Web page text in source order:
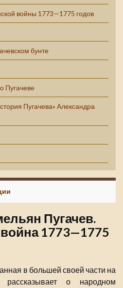
войны 1773—1775 годов
бунте
Пугачеве
Пугачева» Александра
Пугачев.
1773—1775
в большей своей части на
рассказывает о народном